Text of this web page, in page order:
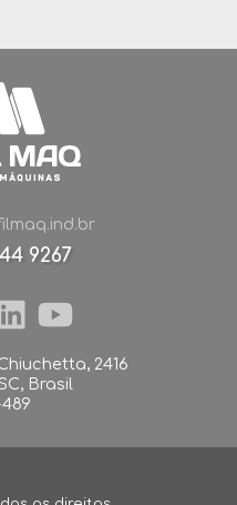
9267
2416
Brasil